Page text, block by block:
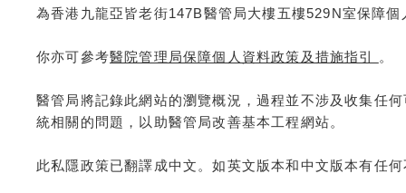
為香港九龍亞皆老街147B醫管局大樓五樓529N室保障個
你亦可參考醫院管理局保障個人資料政策及措施指引 。
醫管局將記錄此網站的瀏覽概況，過程並不涉及收集任
統相關的問題，以助醫管局改善基本工程網站。
此私隱政策已翻譯成中文。如英文版本和中文版本有任